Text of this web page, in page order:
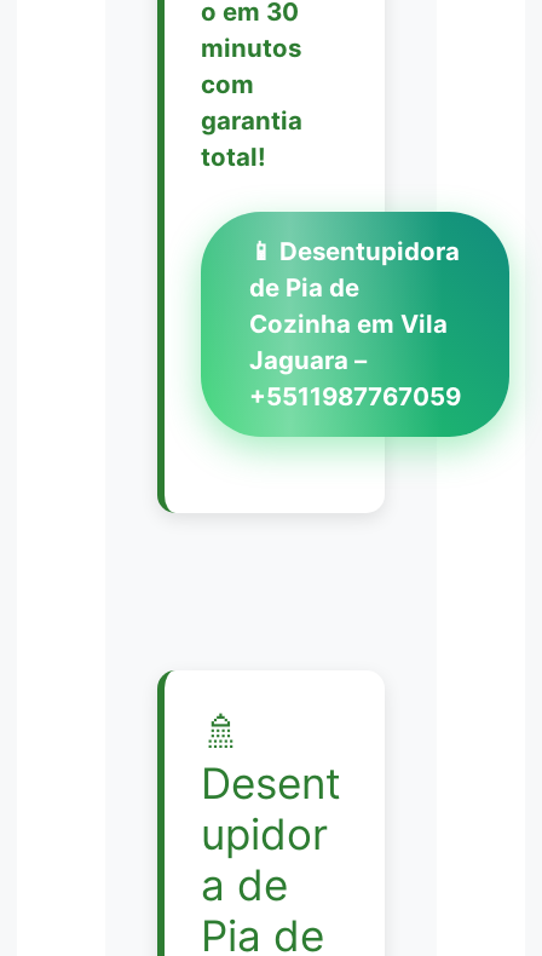
o em 30
minutos
com
garantia
total!
📱 Desentupidora
de Pia de
Cozinha em Vila
Jaguara –
+5511987767059
🚿
Desent
upidor
a de
Pia de